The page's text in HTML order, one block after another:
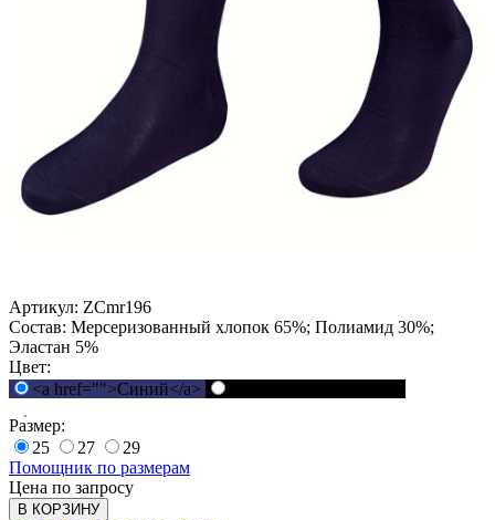
Артикул: ZCmr196
Состав: Мерсеризованный хлопок 65%; Полиамид 30%;
Эластан 5%
Цвет:
<a href="">Синий</a>
Размер:
25
27
29
Помощник по размерам
Цена по запросу
В КОРЗИНУ